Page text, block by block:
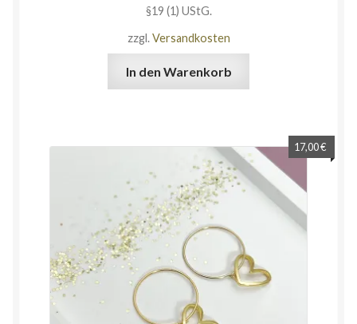
§19 (1) UStG.
zzgl.Versandkosten
In den Warenkorb
17,00€